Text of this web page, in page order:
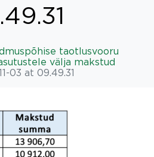
taotlusvooru
välja makstud
03 at 09.49.31